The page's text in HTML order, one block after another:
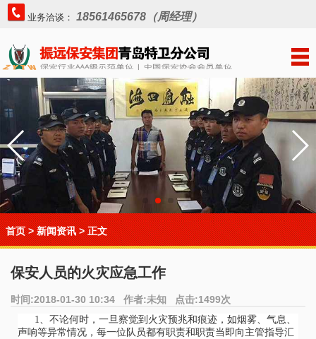
业务洽谈： 18561465678（周经理）
首页>新闻资讯> 正文
保安人员的火灾应急工作
时间:2018-01-30 10:34 作者:未知 点击:1499次
1、不论何时，一旦察觉到火灾预兆和痕迹，如烟雾、气息、
声响等异常情况，每一位队员都有职责和职责当即向主管指导汇